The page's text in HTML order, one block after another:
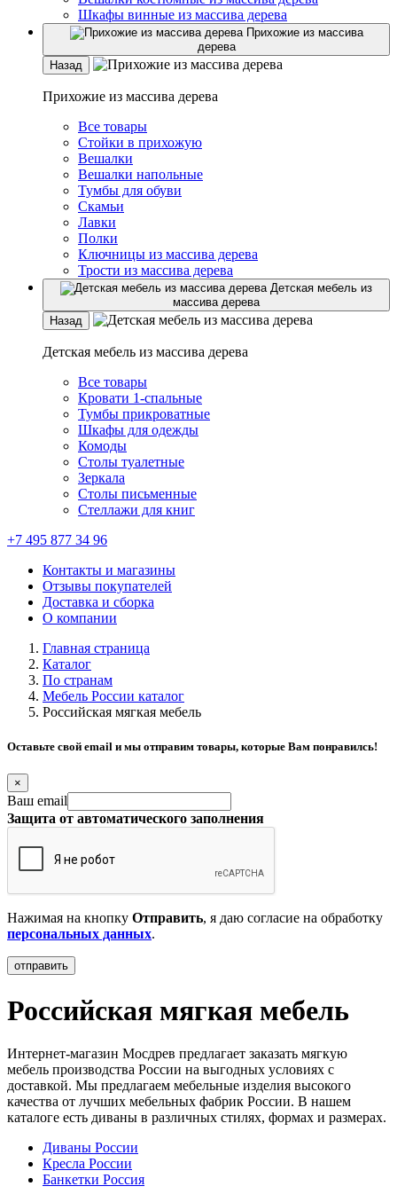
Шкафы винные из массива дерева
Прихожие из массива
дерева
Назад
Прихожие из массива дерева
Все товары
Стойки в прихожую
Вешалки
Вешалки напольные
Тумбы для обуви
Скамьи
Лавки
Полки
Ключницы из массива дерева
Трости из массива дерева
Детская мебель из
массива дерева
Назад
Детская мебель из массива дерева
Все товары
Кровати 1-спальные
Тумбы прикроватные
Шкафы для одежды
Комоды
Столы туалетные
Зеркала
Столы письменные
Стеллажи для книг
+7 495 877 34 96
Контакты и магазины
Отзывы покупателей
Доставка и сборка
О компании
Главная страница
Каталог
По странам
Мебель России каталог
Российская мягкая мебель
Оставьте свой email и мы отправим товары, которые Вам понравилсь!
×
Ваш email
Защита от автоматического заполнения
Нажимая на кнопку Отправить, я даю согласие на обработку
персональных данных.
Российская мягкая мебель
Интернет-магазин Мосдрев предлагает заказать мягкую
мебель производства России на выгодных условиях с
доставкой. Мы предлагаем мебельные изделия высокого
качества от лучших мебельных фабрик России. В нашем
каталоге есть диваны в различных стилях, формах и размерах.
Диваны России
Кресла России
Банкетки Россия